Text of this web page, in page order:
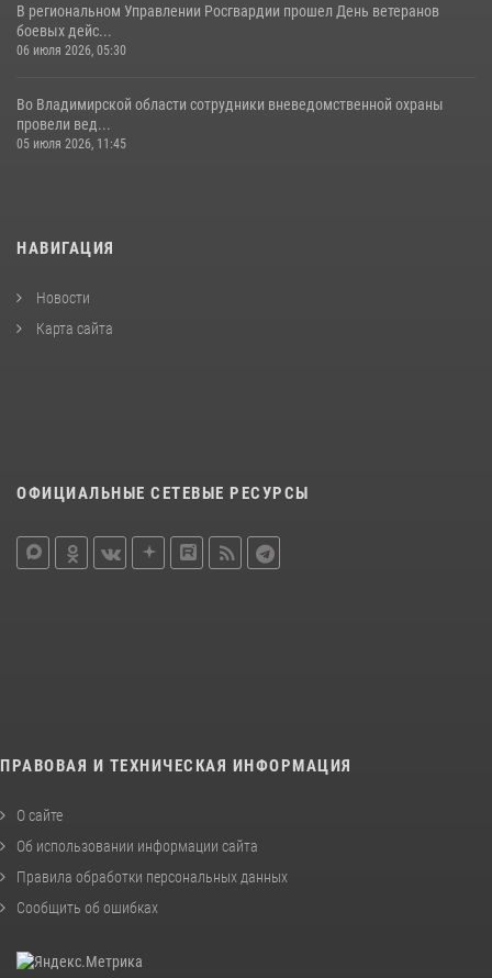
В региональном Управлении Росгвардии прошел День ветеранов
боевых дейс...
06 июля 2026, 05:30
Во Владимирской области сотрудники вневедомственной охраны
провели вед...
05 июля 2026, 11:45
НАВИГАЦИЯ
Новости
Карта сайта
ОФИЦИАЛЬНЫЕ СЕТЕВЫЕ РЕСУРСЫ
ПРАВОВАЯ И ТЕХНИЧЕСКАЯ ИНФОРМАЦИЯ
О сайте
Об использовании информации сайта
Правила обработки персональных данных
Сообщить об ошибках